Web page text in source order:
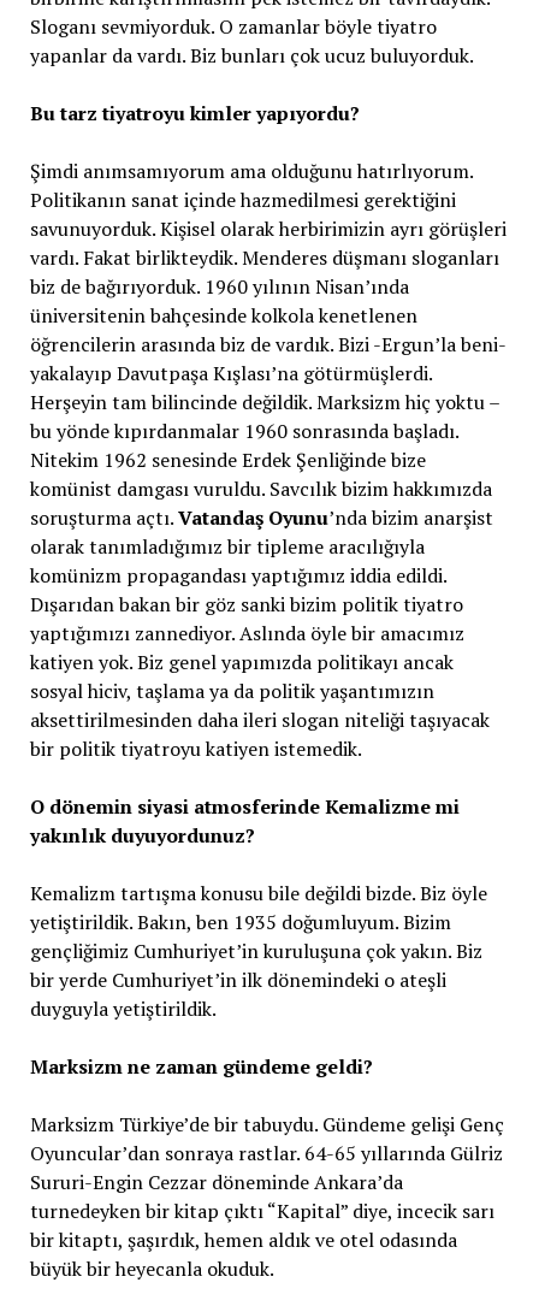
Sloganı sevmiyorduk. O zamanlar böyle tiyatro
yapanlar da vardı. Biz bunları çok ucuz buluyorduk.
Bu tarz tiyatroyu kimler yapıyordu?
Şimdi anımsamıyorum ama olduğunu hatırlıyorum.
Politikanın sanat içinde hazmedilmesi gerektiğini
savunuyorduk. Kişisel olarak herbirimizin ayrı görüşleri
vardı. Fakat birlikteydik. Menderes düşmanı sloganları
biz de bağırıyorduk. 1960 yılının Nisan’ında
üniversitenin bahçesinde kolkola kenetlenen
öğrencilerin arasında biz de vardık. Bizi -Ergun’la beni-
yakalayıp Davutpaşa Kışlası’na götürmüşlerdi.
Herşeyin tam bilincinde değildik. Marksizm hiç yoktu –
bu yönde kıpırdanmalar 1960 sonrasında başladı.
Nitekim 1962 senesinde Erdek Şenliğinde bize
komünist damgası vuruldu. Savcılık bizim hakkımızda
soruşturma açtı.Vatandaş Oyunu’nda bizim anarşist
olarak tanımladığımız bir tipleme aracılığıyla
komünizm propagandası yaptığımız iddia edildi.
Dışarıdan bakan bir göz sanki bizim politik tiyatro
yaptığımızı zannediyor. Aslında öyle bir amacımız
katiyen yok. Biz genel yapımızda politikayı ancak
sosyal hiciv, taşlama ya da politik yaşantımızın
aksettirilmesinden daha ileri slogan niteliği taşıyacak
bir politik tiyatroyu katiyen istemedik.
O dönemin siyasi atmosferinde Kemalizme mi
yakınlık duyuyordunuz?
Kemalizm tartışma konusu bile değildi bizde. Biz öyle
yetiştirildik. Bakın, ben 1935 doğumluyum. Bizim
gençliğimiz Cumhuriyet’in kuruluşuna çok yakın. Biz
bir yerde Cumhuriyet’in ilk dönemindeki o ateşli
duyguyla yetiştirildik.
Marksizm ne zaman gündeme geldi?
Marksizm Türkiye’de bir tabuydu. Gündeme gelişi Genç
Oyuncular’dan sonraya rastlar. 64-65 yıllarında Gülriz
Sururi-Engin Cezzar döneminde Ankara’da
turnedeyken bir kitap çıktı “Kapital” diye, incecik sarı
bir kitaptı, şaşırdık, hemen aldık ve otel odasında
büyük bir heyecanla okuduk.